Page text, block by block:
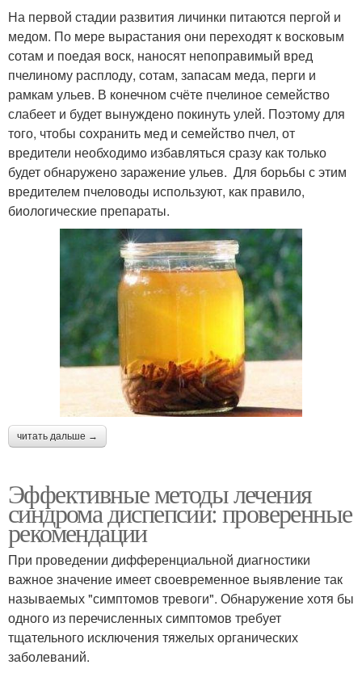
На первой стадии развития личинки питаются пергой и
медом. По мере вырастания они переходят к восковым
сотам и поедая воск, наносят непоправимый вред
пчелиному расплоду, сотам, запасам меда, перги и
рамкам ульев. В конечном счёте пчелиное семейство
слабеет и будет вынуждено покинуть улей. Поэтому для
того, чтобы сохранить мед и семейство пчел, от
вредители необходимо избавляться сразу как только
будет обнаружено заражение ульев. Для борьбы с этим
вредителем пчеловоды используют, как правило,
биологические препараты.
читать дальше →
Эффективные методы лечения
синдрома диспепсии: проверенные
рекомендации
При проведении дифференциальной диагностики
важное значение имеет своевременное выявление так
называемых "симптомов тревоги". Обнаружение хотя бы
одного из перечисленных симптомов требует
тщательного исключения тяжелых органических
заболеваний.